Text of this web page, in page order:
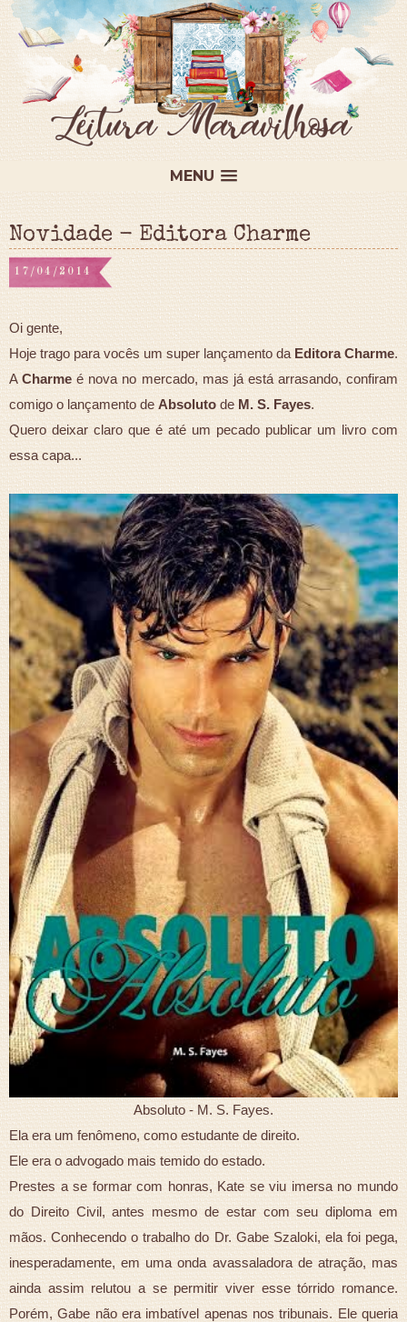
MENU
Novidade - Editora Charme
17/04/2014
Oi gente,
Hoje trago para vocês um super lançamento da Editora Charme.
ACharmeé nova no mercado, mas já está arrasando, confiram
comigo o lançamento de Absoluto de M. S. Fayes.
Quero deixar claro que é até um pecado publicar um livro com
essa capa...
Absoluto - M. S. Fayes.
Ela era um fenômeno, como estudante de direito.
Ele era o advogado mais temido do estado.
Prestes a se formar com honras, Kate se viu imersa no mundo
do Direito Civil, antes mesmo de estar com seu diploma em
mãos. Conhecendo o trabalho do Dr. Gabe Szaloki, ela foi pega,
inesperadamente, em uma onda avassaladora de atração, mas
ainda assim relutou a se permitir viver esse tórrido romance.
Porém, Gabe não era imbatível apenas nos tribunais. Ele queria